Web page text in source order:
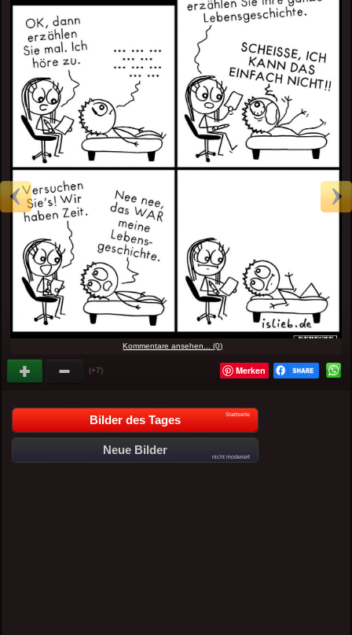
Kommentare ansehen... (0)
(+7) Merken
Bilder des Tages Startseite
Neue Bilder
nicht moderiert